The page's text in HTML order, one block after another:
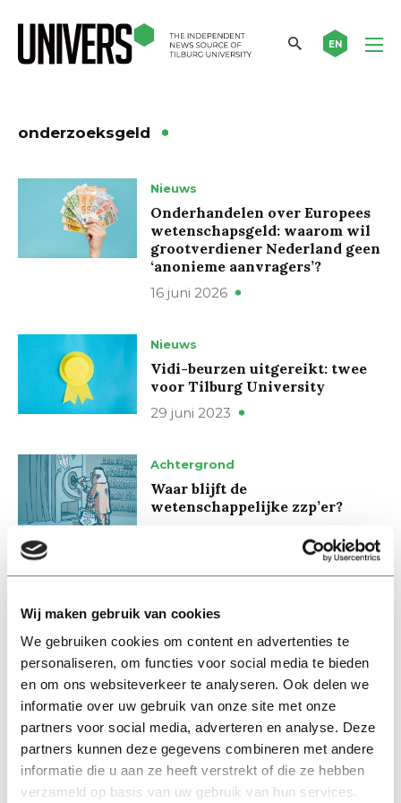
Wij maken gebruik van cookies
We gebruiken cookies om content en advertenties te
personaliseren, om functies voor social media te bieden
en om ons websiteverkeer te analyseren. Ook delen we
informatie over uw gebruik van onze site met onze
partners voor social media, adverteren en analyse. Deze
partners kunnen deze gegevens combineren met andere
informatie die u aan ze heeft verstrekt of die ze hebben
verzameld op basis van uw gebruik van hun services.
EN
onderzoeksgeld
Nieuws
Onderhandelen over Europees
wetenschapsgeld: waarom wil
grootverdiener Nederland geen
‘anonieme aanvragers’?
16 juni 2026
Nieuws
Vidi-beurzen uitgereikt: twee
voor Tilburg University
29 juni 2023
Achtergrond
Waar blijft de
wetenschappelijke zzp’er?
KNAW wil meer geld voor vrij
Nieuws
Loten in wetenschap: NWO zet
deur weer open
25 november 2019